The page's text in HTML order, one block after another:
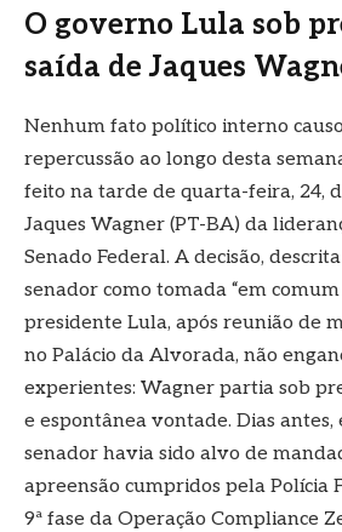
O governo Lula sob
saída de Jaques
Nenhum fato político interno
repercussão ao longo desta
feito na tarde de quarta-feira, 24,
Jaques Wagner (PT-BA) da
Senado Federal. A decisão,
senador como tomada “em comum
presidente Lula, após reunião de
no Palácio da Alvorada, não
experientes: Wagner partia sob
e espontânea vontade. Dias antes,
senador havia sido alvo de
apreensão cumpridos pela Polícia
9ª fase da Operação Compliance